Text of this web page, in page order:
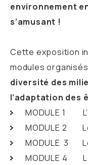
environnement
s’amusant !
Cette exposition
modules
diversité des
l’adaptation des
MODULE 1
MODULE 2
MODULE 3
MODULE 4